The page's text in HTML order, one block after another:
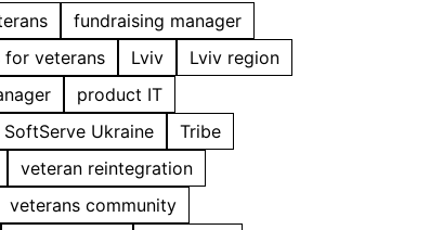
fundraising manager
for veterans Lviv
Lviv region
product IT
SoftServe Ukraine
Tribe
veteran reintegration
veterans community